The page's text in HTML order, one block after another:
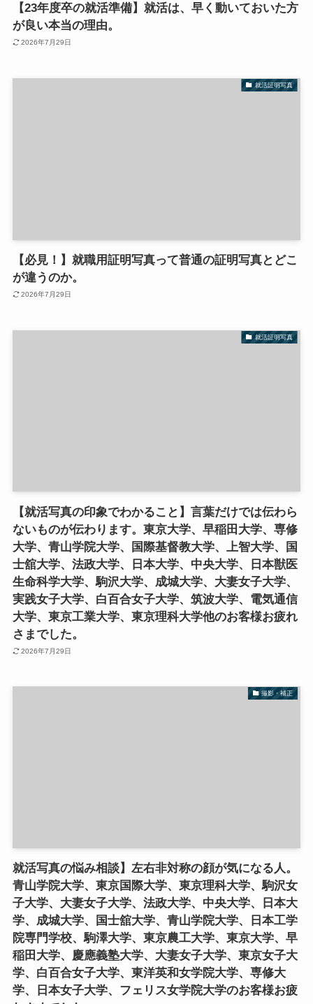
【23年度卒の就活準備】就活は、早く動いておいた方
が良い本当の理由。
2026年7月29日
就活証明写真
【必見！】就職用証明写真って普通の証明写真とどこ
が違うのか。
2026年7月29日
就活証明写真
【就活写真の印象でわかること】言葉だけでは伝わら
ないものが伝わります。東京大学、早稲田大学、専修
大学、青山学院大学、国際基督教大学、上智大学、国
士舘大学、法政大学、日本大学、中央大学、日本獣医
生命科学大学、駒沢大学、成城大学、大妻女子大学、
実践女子大学、白百合女子大学、筑波大学、電気通信
大学、東京工業大学、東京理科大学他のお客様お疲れ
さまでした。
2026年7月29日
撮影・補正
就活写真の悩み相談】左右非対称の顔が気になる人。
青山学院大学、東京国際大学、東京理科大学、駒沢女
子大学、大妻女子大学、法政大学、中央大学、日本大
学、成城大学、国士舘大学、青山学院大学、日本工学
院専門学校、駒澤大学、東京農工大学、東京大学、早
稲田大学、慶應義塾大学、大妻女子大学、東京女子大
学、白百合女子大学、東洋英和女学院大学、専修大
学、日本女子大学、フェリス女学院大学のお客様お疲